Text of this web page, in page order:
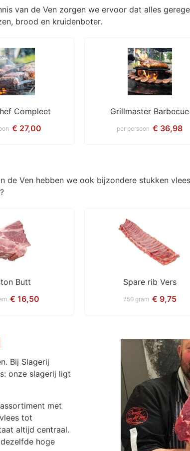
van de Ven zorgen we ervoor dat alles
brood en kruidenboter.
Compleet
€ 27,00
Grillmaster Barbecue
€ 36,98
per persoon
de Ven hebben we ook bijzondere stukken
Butt
€ 16,50
Spare rib Vers
€ 9,75
750 gram
Bij Slagerij
onze slagerij ligt
met
tot
altijd centraal.
hoge